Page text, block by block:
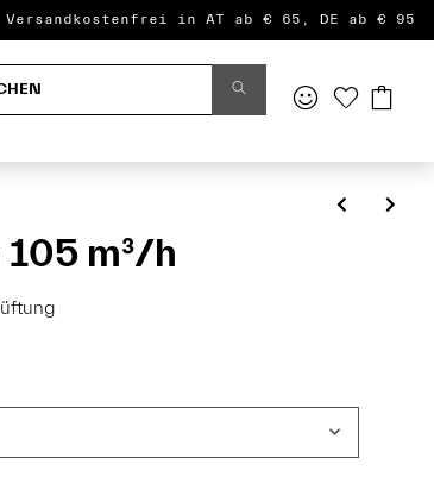
Versandkostenfrei in AT ab € 65, DE ab € 95
m³/h